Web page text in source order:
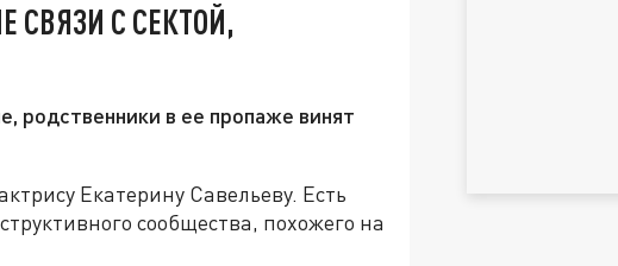
СВЯЗИ С СЕКТОЙ,
родственники в ее пропаже винят
Екатерину Савельеву. Есть
сообщества, похожего на